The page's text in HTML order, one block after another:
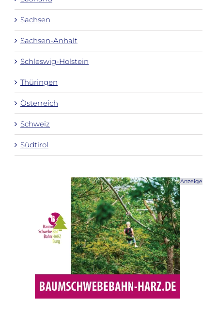
Sachsen
Sachsen-Anhalt
Schleswig-Holstein
Thüringen
Österreich
Schweiz
Südtirol
Anzeige